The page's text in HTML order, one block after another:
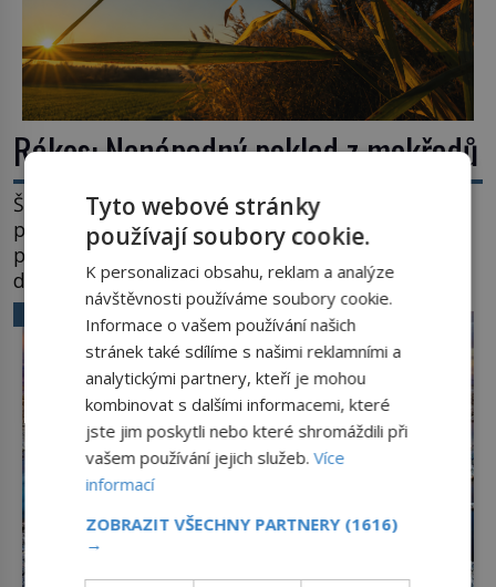
Rákos: Nenápadný poklad z mokřadů
Šumí ve větru na březích rybníků, ukrývá vodní
ptáky a mnozí kolem něj procházejí bez
povšimnutí. Přesto právě rákos pomáhal stavět
domy, vyrábět lodě, zapisovat první texty a
inspiroval řadu pověstí. Tato skromná, ale
užitečná rostlina provází člověka už tisíce let.
Většina lidí vnímá rákos jen jako obyčejnou kulisu
letního koupání. Stačí se však podívat […]
VĚDA A TECHNIKA
Tyto webové stránky
používají soubory cookie.
K personalizaci obsahu, reklam a analýze
návštěvnosti používáme soubory cookie.
Informace o vašem používání našich
stránek také sdílíme s našimi reklamními a
analytickými partnery, kteří je mohou
kombinovat s dalšími informacemi, které
jste jim poskytli nebo které shromáždili při
vašem používání jejich služeb.Více
informací
ZOBRAZIT VŠECHNY PARTNERY (1616)
→